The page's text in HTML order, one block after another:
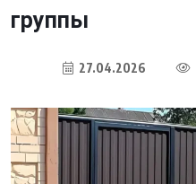
группы
27.04.2026